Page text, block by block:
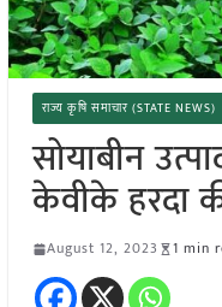
राज्य कृषि समाचार (STATE NEWS)
सोयाबीन
केवीके हरदा
August 12, 2023 1 min